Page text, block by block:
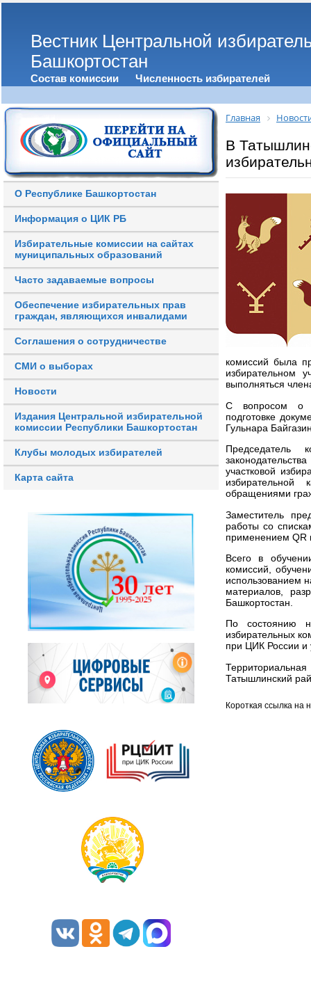
Вестник Центральной
Башкортостан
Состав комиссии Численность избирателей
О Республике Башкортостан
Информация о ЦИК РБ
Избирательные комиссии на сайтах
муниципальных образований
Часто задаваемые вопросы
Обеспечение избирательных прав
граждан, являющихся инвалидами
Соглашения о сотрудничестве
СМИ о выборах
Новости
Издания Центральной избирательной
комиссии Республики Башкортостан
Клубы молодых избирателей
Карта сайта
Главная
В
комиссий была
избирательном
выполняться
С вопросом о
подготовке
Гульнара
Председатель
участковой
обращениями
Заместитель
работы со
применением QR
Всего в
комиссий,
использованием
материалов,
Башкортостан.
По состоянию
избирательных
при ЦИК России и
Татышлинский
Короткая ссылка на